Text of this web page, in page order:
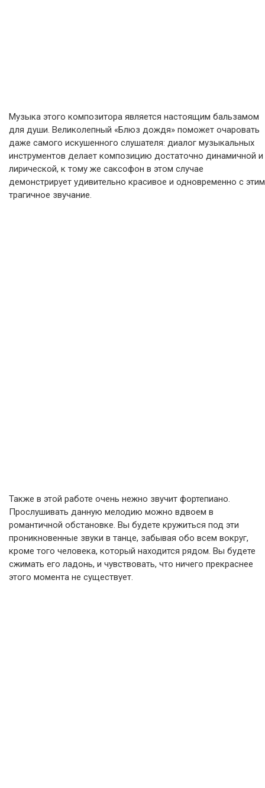
Музыка этого композитора является настоящим бальзамом
для души. Великолепный «Блюз дождя» поможет очаровать
даже самого искушенного слушателя: диалог музыкальных
инструментов делает композицию достаточно динамичной и
лирической, к тому же саксофон в этом случае
демонстрирует удивительно красивое и одновременно с этим
трагичное звучание.
Также в этой работе очень нежно звучит фортепиано.
Прослушивать данную мелодию можно вдвоем в
романтичной обстановке. Вы будете кружиться под эти
проникновенные звуки в танце, забывая обо всем вокруг,
кроме того человека, который находится рядом. Вы будете
сжимать его ладонь, и чувствовать, что ничего прекраснее
этого момента не существует.